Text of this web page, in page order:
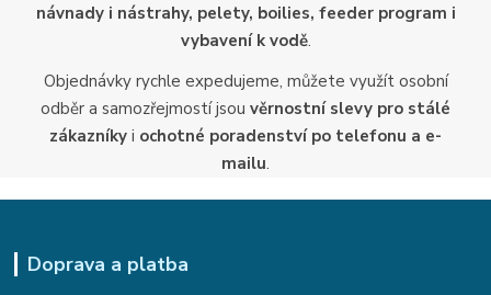
návnady i nástrahy, pelety, boilies, feeder program i
vybavení k vodě.
Objednávky rychle expedujeme, můžete využít osobní
odběr a samozřejmostí jsou věrnostní slevy pro stálé
zákazníky i ochotné poradenství po telefonu a e-
mailu.
Doprava a platba